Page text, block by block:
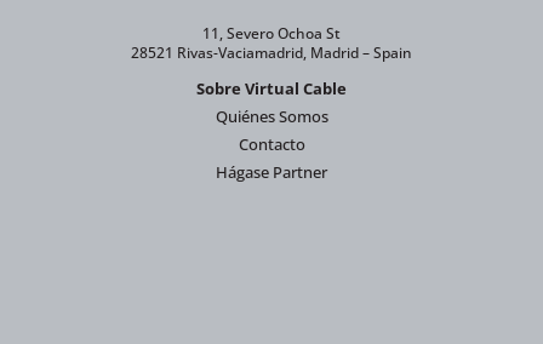
11, Severo Ochoa St
28521 Rivas-Vaciamadrid, Madrid – Spain
Sobre Virtual Cable
Quiénes Somos
Contacto
Hágase Partner